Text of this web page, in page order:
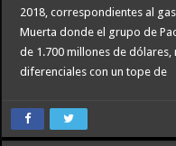
2018, correspondientes al
Muerta donde el grupo de
de 1.700 millones de
diferenciales con un tope de